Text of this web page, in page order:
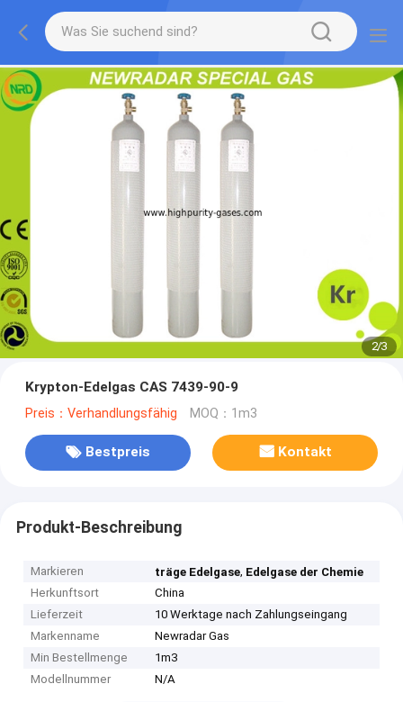
2/3
Krypton-Edelgas CAS 7439-90-9
Preis：Verhandlungsfähig MOQ：1m3
Bestpreis Kontakt
Produkt-Beschreibung
Markieren träge Edelgase, Edelgase der Chemie
Herkunftsort
China
Lieferzeit
10 Werktage nach Zahlungseingang
Markenname
Newradar Gas
Min Bestellmenge
1m3
Modellnummer
N/A